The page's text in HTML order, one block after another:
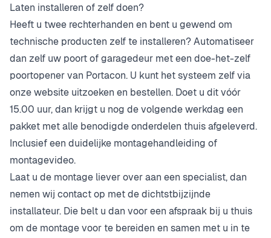
Laten installeren of zelf doen?
Heeft u twee rechterhanden en bent u gewend om
technische producten zelf te installeren? Automatiseer
dan zelf uw poort of garagedeur met een doe-het-zelf
poortopener van Portacon. U kunt het systeem zelf via
onze website uitzoeken en bestellen. Doet u dit vóór
15.00 uur, dan krijgt u nog de volgende werkdag een
pakket met alle benodigde onderdelen thuis afgeleverd.
Inclusief een duidelijke montagehandleiding of
montagevideo.
Laat u de montage liever over aan een specialist, dan
nemen wij contact op met de dichtstbijzijnde
installateur. Die belt u dan voor een afspraak bij u thuis
om de montage voor te bereiden en samen met u in te